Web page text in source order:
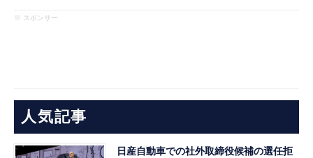
※ スポンサー
人気記事
日産自動車での社外取締役候補の選任拒